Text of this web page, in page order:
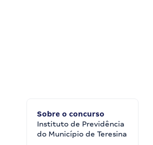
Sobre o concurso
Instituto de Previdência
do Município de Teresina